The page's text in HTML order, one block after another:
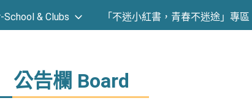
& Clubs 「不迷小紅書，青春不迷途」專區
公告欄 Board